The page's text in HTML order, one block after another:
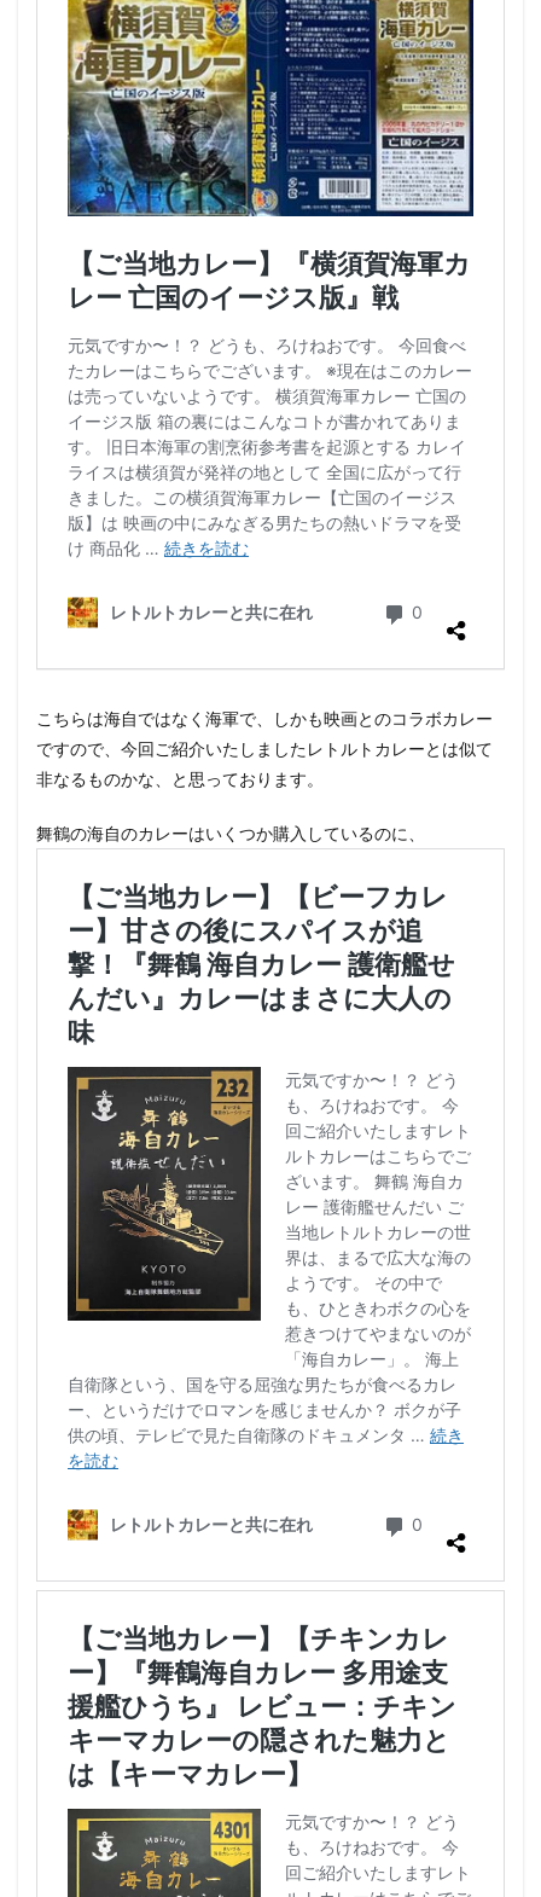
こちらは海自ではなく海軍で、しかも映画とのコラボカレー
ですので、今回ご紹介いたしましたレトルトカレーとは似て
非なるものかな、と思っております。
舞鶴の海自のカレーはいくつか購入しているのに、